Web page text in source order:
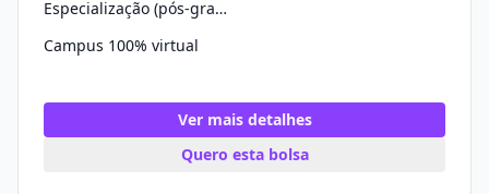
Especialização (pós-graduação)
Campus 100% virtual
Ver mais detalhes
Quero esta bolsa